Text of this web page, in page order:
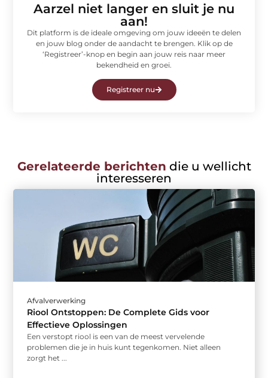
Aarzel niet langer en sluit je nu
aan!
Dit platform is de ideale omgeving om jouw ideeën te delen
en jouw blog onder de aandacht te brengen. Klik op de
‘Registreer’-knop en begin aan jouw reis naar meer
bekendheid en groei.
Registreer nu
Gerelateerde berichten die u wellicht
interesseren
Afvalverwerking
Riool Ontstoppen: De Complete Gids voor
Effectieve Oplossingen
Een verstopt riool is een van de meest vervelende
problemen die je in huis kunt tegenkomen. Niet alleen
zorgt het ...